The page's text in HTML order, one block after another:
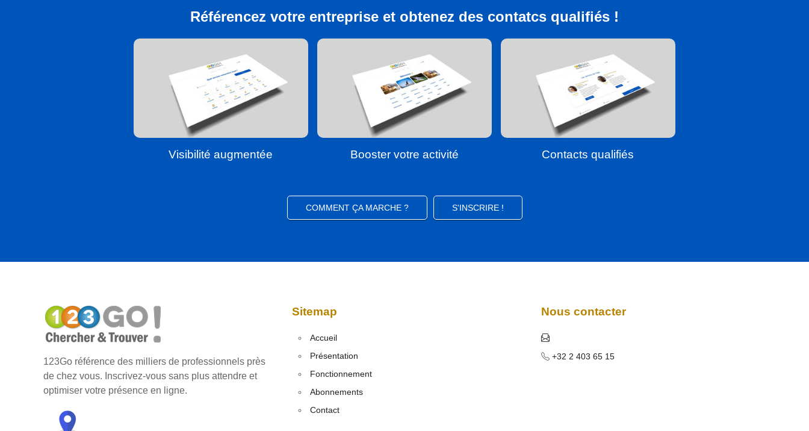
Référencez votre entreprise et obtenez des contatcs qualifiés !
Visibilité augmentée Booster votre activité Contacts qualifiés
COMMENT ÇA MARCHE ? S'INSCRIRE !
123Go référence des milliers de professionnels près
de chez vous. Inscrivez-vous sans plus attendre et
optimiser votre présence en ligne.
Sitemap
Accueil
Présentation
Fonctionnement
Abonnements
Contact
Nous contacter
+32 2 403 65 15